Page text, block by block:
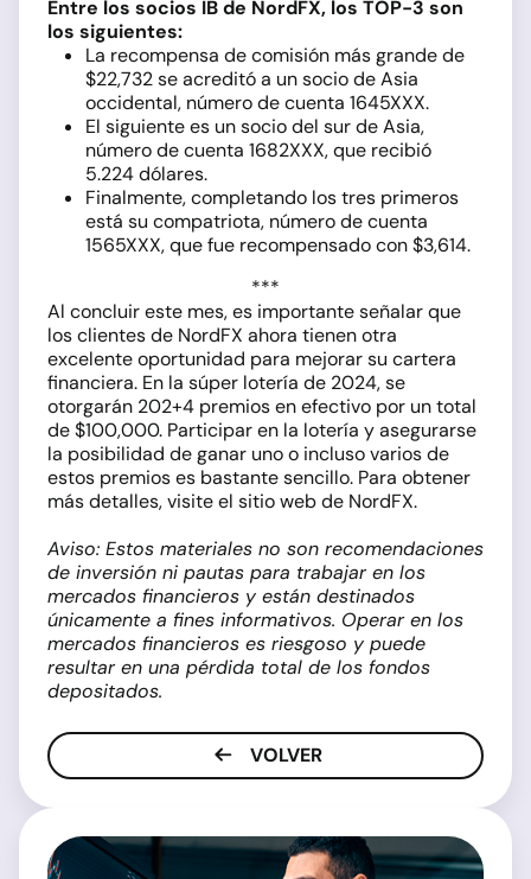
Entre los socios IB de NordFX, los TOP-3 son
los siguientes:
La recompensa de comisión más grande de
$22,732 se acreditó a un socio de Asia
occidental, número de cuenta 1645XXX.
El siguiente es un socio del sur de Asia,
número de cuenta 1682XXX, que recibió
5.224 dólares.
Finalmente, completando los tres primeros
está su compatriota, número de cuenta
1565XXX, que fue recompensado con $3,614.
***
Al concluir este mes, es importante señalar que
los clientes de NordFX ahora tienen otra
excelente oportunidad para mejorar su cartera
financiera. En la súper lotería de 2024, se
otorgarán 202+4 premios en efectivo por un total
de $100,000. Participar en la lotería y asegurarse
la posibilidad de ganar uno o incluso varios de
estos premios es bastante sencillo. Para obtener
más detalles, visite el sitio web de NordFX.
Aviso: Estos materiales no son recomendaciones
de inversión ni pautas para trabajar en los
mercados financieros y están destinados
únicamente a fines informativos. Operar en los
mercados financieros es riesgoso y puede
resultar en una pérdida total de los fondos
depositados.
VOLVER